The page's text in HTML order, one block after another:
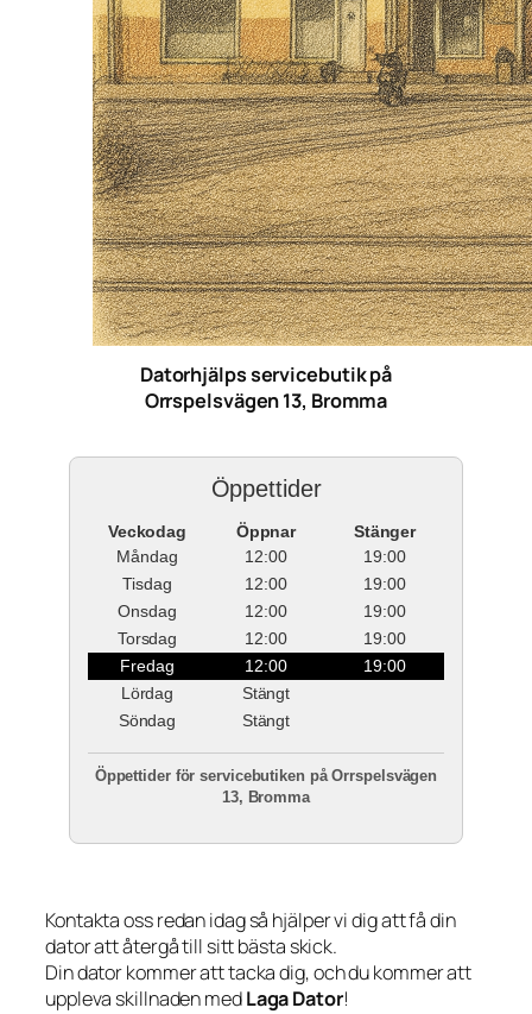
Datorhjälps servicebutik på
Orrspelsvägen 13, Bromma
Öppettider
Veckodag Öppnar
Stänger
Måndag
12:00
19:00
Tisdag
12:00
19:00
Onsdag
12:00
19:00
Torsdag
12:00
19:00
Fredag
12:00
19:00
Lördag
Stängt
Söndag
Stängt
Öppettider för servicebutiken på Orrspelsvägen
13, Bromma
Kontakta oss redan idag så hjälper vi dig att få din
dator att återgå till sitt bästa skick.
Din dator kommer att tacka dig, och du kommer att
uppleva skillnaden medLaga Dator!